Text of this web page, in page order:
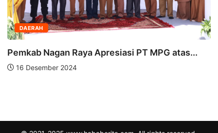
DAERAH
Pemkab Nagan Raya Apresiasi PT MPG atas...
16 Desember 2024